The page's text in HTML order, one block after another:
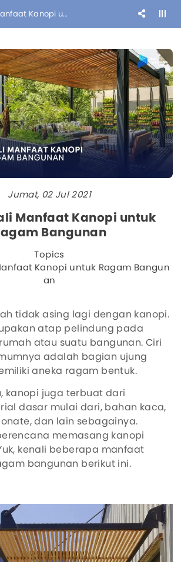
Yuk, Kenali Manfaat Kanopi untuk Ragam Bangunan
Jumat, 02 Jul 2021
Manfaat Kanopi untuk
Bangunan
Topics
Kanopi untuk Ragam Bangun
an
tidak asing lagi dengan kanopi.
atap pelindung pada
atau suatu bangunan. Ciri
adalah bagian ujung
aneka ragam bentuk.
kanopi juga terbuat dari
dasar mulai dari, bahan kaca,
dan lain sebagainya.
memasang kanopi
kenali beberapa manfaat
bangunan berikut ini.